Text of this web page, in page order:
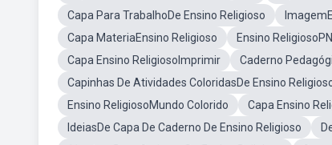
Capa Para TrabalhoDe Ensino Religioso
Capa MateriaEnsino Religioso
Ensino
Capa Ensino ReligiosoImprimir
Caderno
Capinhas De Atividades ColoridasDe Ensino
Ensino ReligiosoMundo Colorido
Capa Ensino
IdeiasDe Capa De Caderno De Ensino Religioso